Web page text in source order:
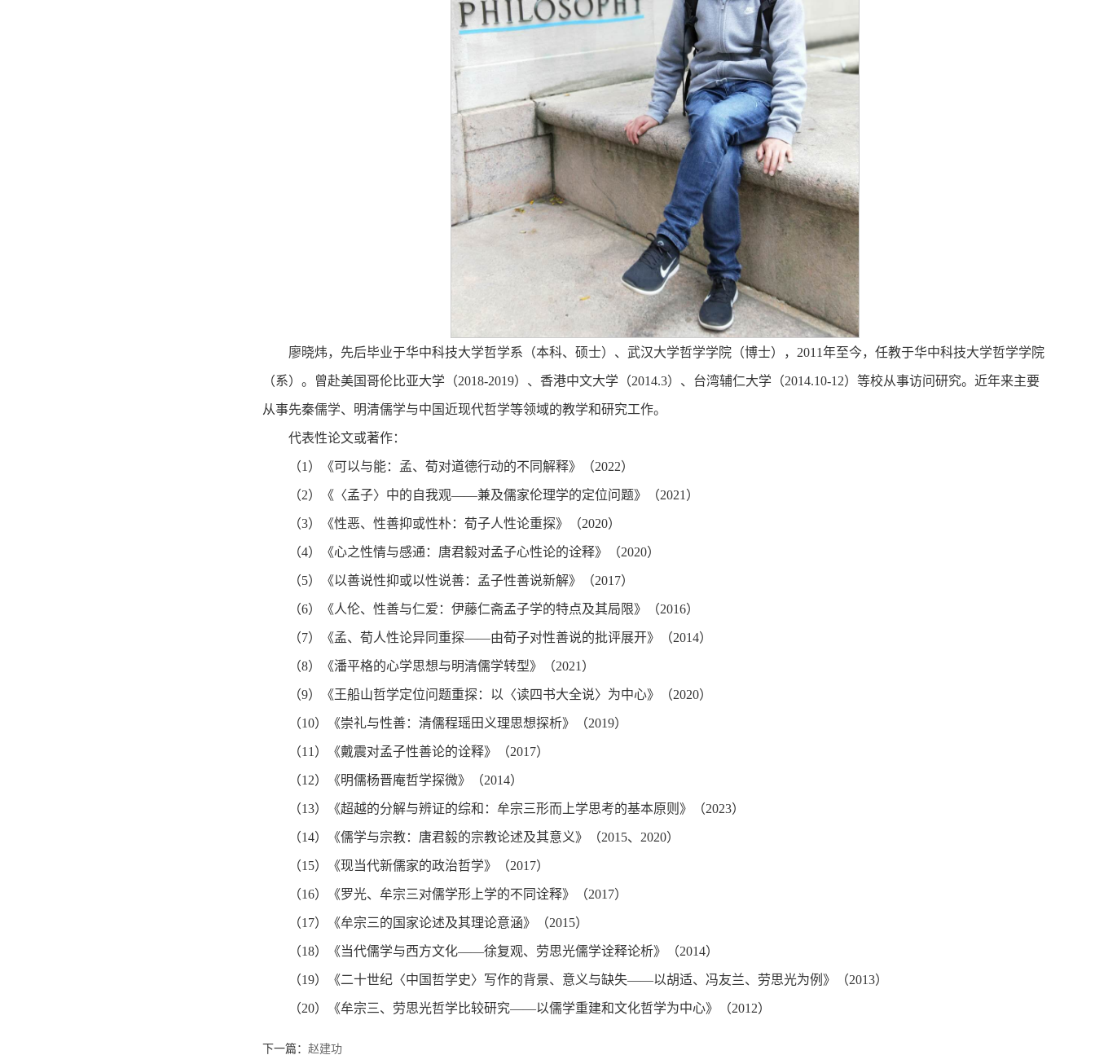
廖晓炜，先后毕业于华中科技大学哲学系（本科、硕士）、武汉大学哲学学院（博士），2011年至今，任教于华中科技大学哲学学院
（系）。曾赴美国哥伦比亚大学（2018-2019）、香港中文大学（2014.3）、台湾辅仁大学（2014.10-12）等校从事访问研究。近年来主要
从事先秦儒学、明清儒学与中国近现代哲学等领域的教学和研究工作。
代表性论文或著作：
（1）《可以与能：孟、荀对道德行动的不同解释》（2022）
（2）《〈孟子〉中的自我观——兼及儒家伦理学的定位问题》（2021）
（3）《性恶、性善抑或性朴：荀子人性论重探》（2020）
（4）《心之性情与感通：唐君毅对孟子心性论的诠释》（2020）
（5）《以善说性抑或以性说善：孟子性善说新解》（2017）
（6）《人伦、性善与仁爱：伊藤仁斋孟子学的特点及其局限》（2016）
（7）《孟、荀人性论异同重探——由荀子对性善说的批评展开》（2014）
（8）《潘平格的心学思想与明清儒学转型》（2021）
（9）《王船山哲学定位问题重探：以〈读四书大全说〉为中心》（2020）
（10）《崇礼与性善：清儒程瑶田义理思想探析》（2019）
（11）《戴震对孟子性善论的诠释》（2017）
（12）《明儒杨晋庵哲学探微》（2014）
（13）《超越的分解与辨证的综和：牟宗三形而上学思考的基本原则》（2023）
（14）《儒学与宗教：唐君毅的宗教论述及其意义》（2015、2020）
（15）《现当代新儒家的政治哲学》（2017）
（16）《罗光、牟宗三对儒学形上学的不同诠释》（2017）
（17）《牟宗三的国家论述及其理论意涵》（2015）
（18）《当代儒学与西方文化——徐复观、劳思光儒学诠释论析》（2014）
（19）《二十世纪〈中国哲学史〉写作的背景、意义与缺失——以胡适、冯友兰、劳思光为例》（2013）
（20）《牟宗三、劳思光哲学比较研究——以儒学重建和文化哲学为中心》（2012）
下一篇： 赵建功